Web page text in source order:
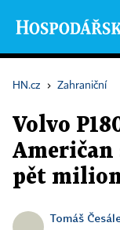
HN.cz › Zahraniční
Volvo
Američan
pět
Tomáš